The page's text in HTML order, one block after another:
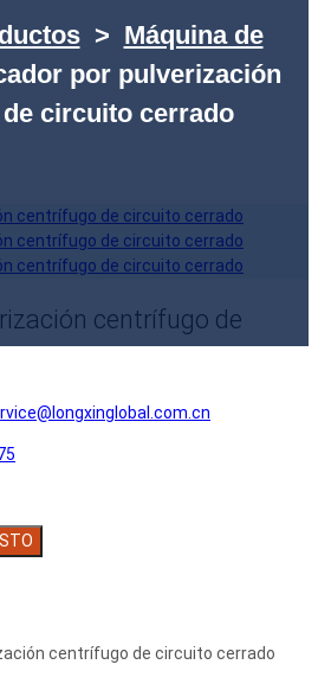
> Máquina de
por pulverización
circuito cerrado
centrífugo de
centrífugo de circuito cerrado